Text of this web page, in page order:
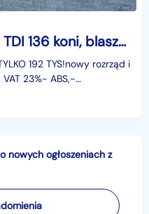
Volkswagen Crafter 2.0 TDI 136 koni, blaszak, nowy rozrząd
192 TYS!nowy rozrząd i
23%- ABS,-
ŚWIATŁA
nowych ogłoszeniach z